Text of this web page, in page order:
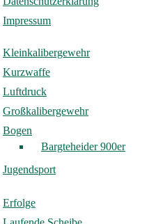
Impressum
Kleinkalibergewehr
Kurzwaffe
Luftdruck
Großkalibergewehr
Bogen
Bargteheider 900er
Jugendsport
Erfolge